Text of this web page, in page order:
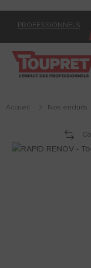
PROFESSIONNELS
Accueil Nos enduits